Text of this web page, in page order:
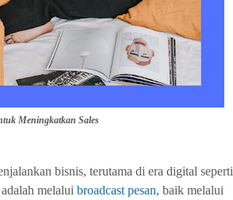
Meningkatkan Sales
bisnis, terutama di era digital seperti
melalui broadcast pesan, baik melalui